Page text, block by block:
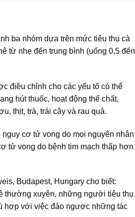
ba nhóm dựa trên mức tiêu thụ cà
từ nhẹ đến trung bình (uống 0,5 đến
điều chỉnh cho các yếu tố có thể
hút thuốc, hoạt động thể chất,
thịt, trà, trái cây và rau quả.
cơ tử vong do mọi nguyên nhân
tử vong do bệnh tim mạch thấp hơn
Budapest, Hungary cho biết:
thường xuyên, những người tiêu thụ
hợp với việc đảo ngược những tác